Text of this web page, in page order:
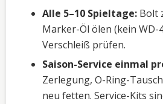
Alle 5–10 Spieltage: Bolt
Marker-Öl ölen (kein WD-
Verschleiß prüfen.
Saison-Service einmal
Zerlegung, O-Ring-
neu fetten. Service-Kits